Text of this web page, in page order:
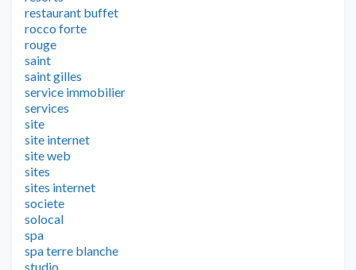
restaurant buffet
rocco forte
rouge
saint
saint gilles
service immobilier
services
site
site internet
site web
sites
sites internet
societe
solocal
spa
spa terre blanche
studio